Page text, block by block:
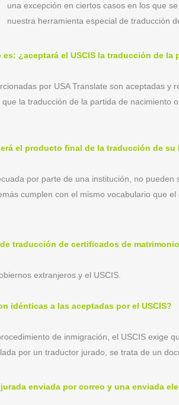
una excepción en ciertos casos en los que
nuestra herramienta especial de traducción
¿aceptará el USCIS la traducción de la
por USA Translate son aceptadas
la traducción de la partida de
el producto final de la traducción de
por parte de una institución, no
cumplen con el mismo vocabulario que
traducción de certificados de
extranjeros y el USCIS.
idénticas a las aceptadas por el USCIS?
de inmigración, el USCIS exige
por un traductor jurado, se trata de un
enviada por correo y una enviada